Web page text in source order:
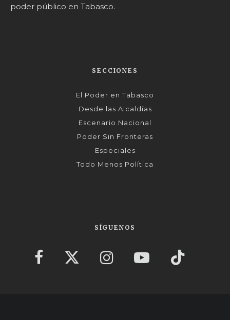
poder público en Tabasco.
SECCIONES
El Poder en Tabasco
Desde las Alcaldías
Escenario Nacional
Poder Sin Fronteras
Especiales
Todo Menos Política
SÍGUENOS